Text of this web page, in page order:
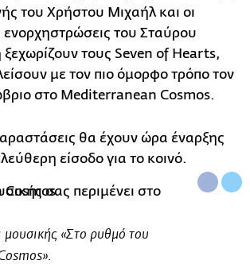
του Χρήστου Μιχαήλ και οι
ενορχηστρώσεις του Σταύρου
ξεχωρίζουν τους Seven of Hearts,
με τον πιο όμορφο τρόπο τον
στο Mediterranean Cosmos.
θα έχουν ώρα έναρξης
είσοδο για το κοινό.
μουσικής «Στο ρυθμό του